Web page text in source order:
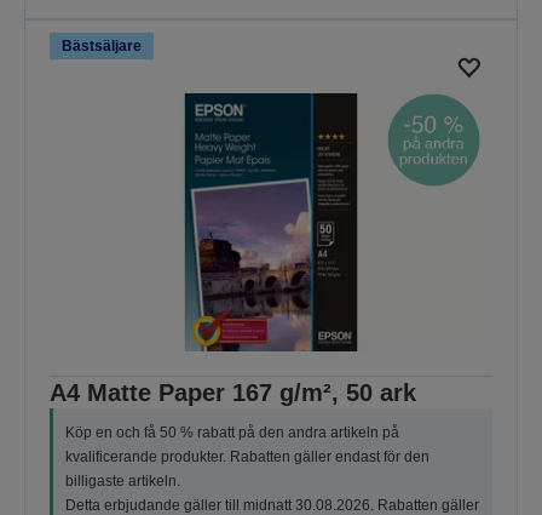
Bästsäljare
A4 Matte Paper 167 g/m², 50 ark
Köp en och få 50 % rabatt på den andra artikeln på
kvalificerande produkter. Rabatten gäller endast för den
billigaste artikeln.
Detta erbjudande gäller till midnatt 30.08.2026. Rabatten gäller